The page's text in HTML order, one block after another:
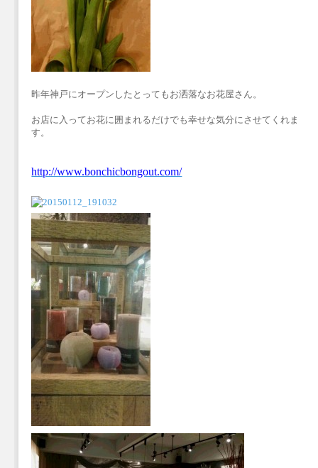
昨年神戸にオープンしたとってもお洒落なお花屋さん。
お店に入ってお花に囲まれるだけでも幸せな気分にさせてくれま
す。
http://www.bonchicbongout.com/